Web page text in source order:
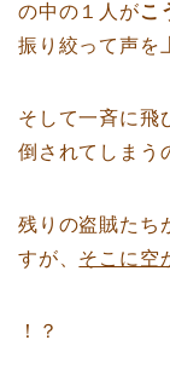
の中の１人がこ
振り絞って声を
そして一斉に飛
倒されてしまう
残りの盗賊たち
すが、 そこに空
！？